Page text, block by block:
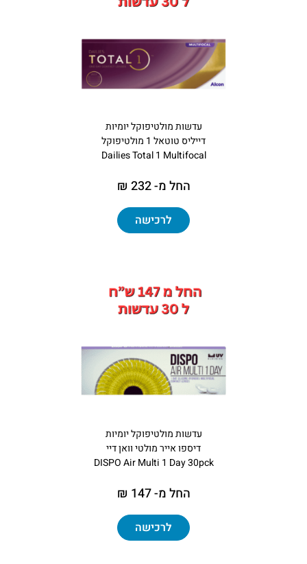
עדשות מולטיפוקל יומיות
דייליס טוטאל 1 מולטיפוקל
Dailies Total 1 Multifocal
החל מ- 232 ₪
לרכישה
עדשות מולטיפוקל יומיות
דיספו אייר מולטי וואן דיי
DISPO Air Multi 1 Day 30pck
החל מ- 147 ₪
לרכישה